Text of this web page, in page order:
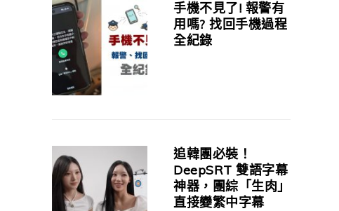
手機不見了! 報警有
用嗎? 找回手機過程
全紀錄
追韓團必裝！
DeepSRT 雙語字幕
神器，團綜「生肉」
直接變繁中字幕